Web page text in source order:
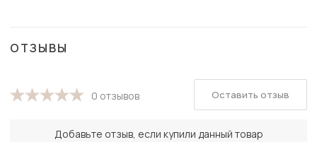
ОТЗЫВЫ
0 отзывов
Добавьте отзыв, если купили данный товар
Оставить отзыв